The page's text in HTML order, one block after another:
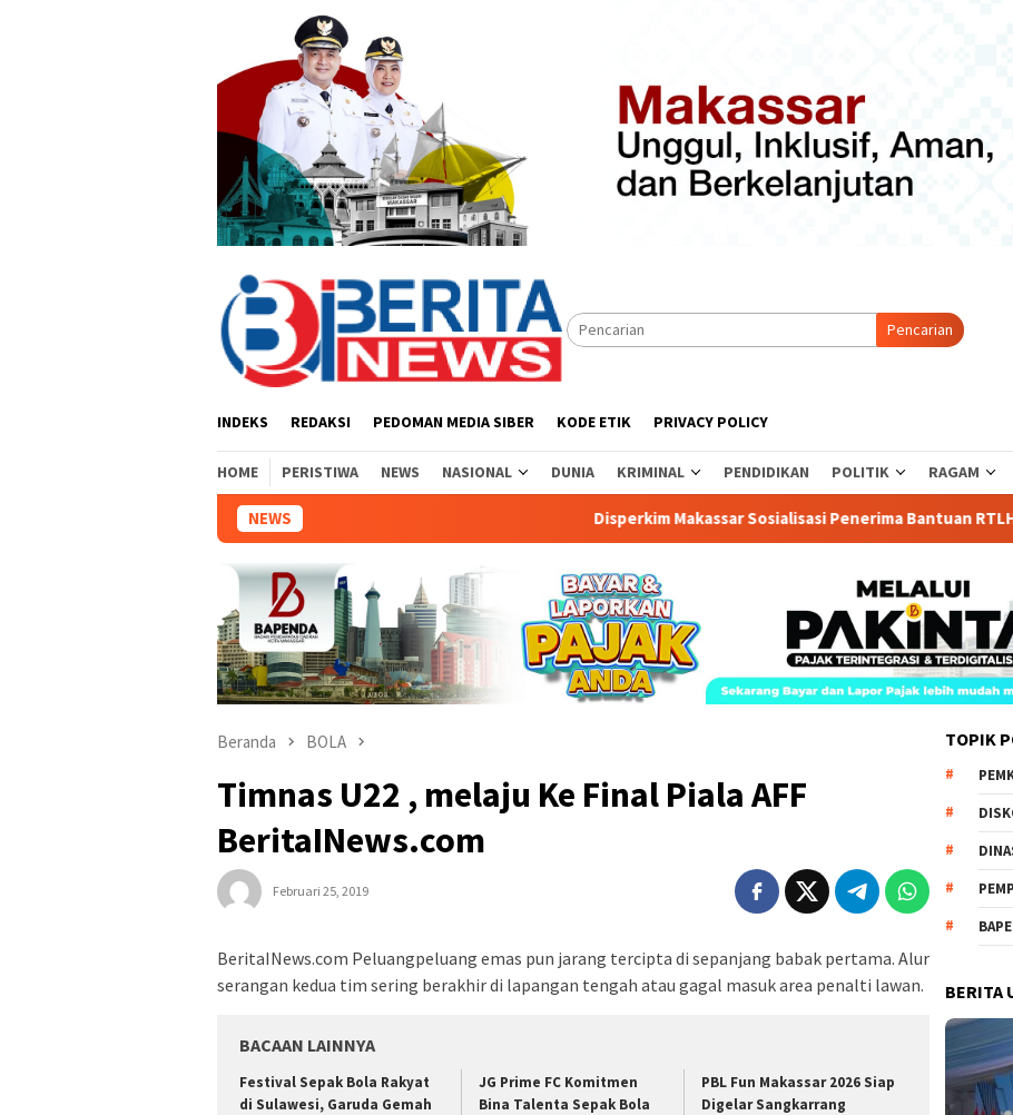
Pencarian
INDEKS REDAKSI PEDOMAN MEDIA SIBER KODE ETIK PRIVACY POLICY
HOME PERISTIWA NEWS NASIONAL DUNIA KRIMINAL PENDIDIKAN POLITIK RAGAM
NEWS Disperkim Makassar Sosialisasi Penerima Bantuan RTLH 2026
Beranda BOLA
Timnas U22 , melaju Ke Final Piala AFF
BeritaINews.com
Februari 25, 2019
BeritaINews.com Peluangpeluang emas pun jarang tercipta di sepanjang babak pertama. Alur
serangan kedua tim sering berakhir di lapangan tengah atau gagal masuk area penalti lawan.
BACAAN LAINNYA
Festival Sepak Bola Rakyat
di Sulawesi, Garuda Gemah
JG Prime FC Komitmen
Bina Talenta Sepak Bola
PBL Fun Makassar 2026 Siap
Digelar Sangkarrang
TOPIK
BERITA